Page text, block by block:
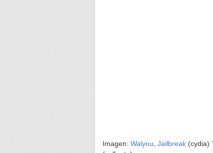
Imagen: Walyou Jailbreak(cydia)